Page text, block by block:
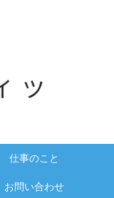
仕事のこと
お問い合わせ